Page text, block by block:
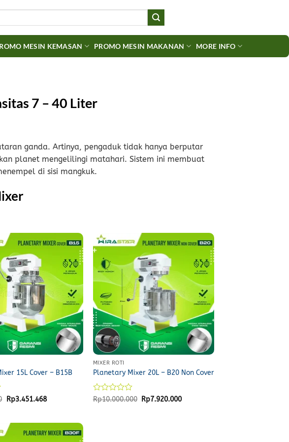
MESIN KEMASAN PROMO MESIN MAKANAN MORE INFO
7 – 40 Liter
ganda. Artinya, pengaduk tidak hanya berputar
planet mengelilingi matahari. Sistem ini membuat
di sisi mangkuk.
15L Cover – B15B
Original
price
Rp3.451.468Current
MIXER ROTI
Planetary Mixer 20L – B20 Non Cover
Rated
Rp10.000.000 Original
price
Rp7.920.000Current